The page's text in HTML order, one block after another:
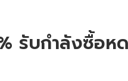
รับกำลังซื้อห